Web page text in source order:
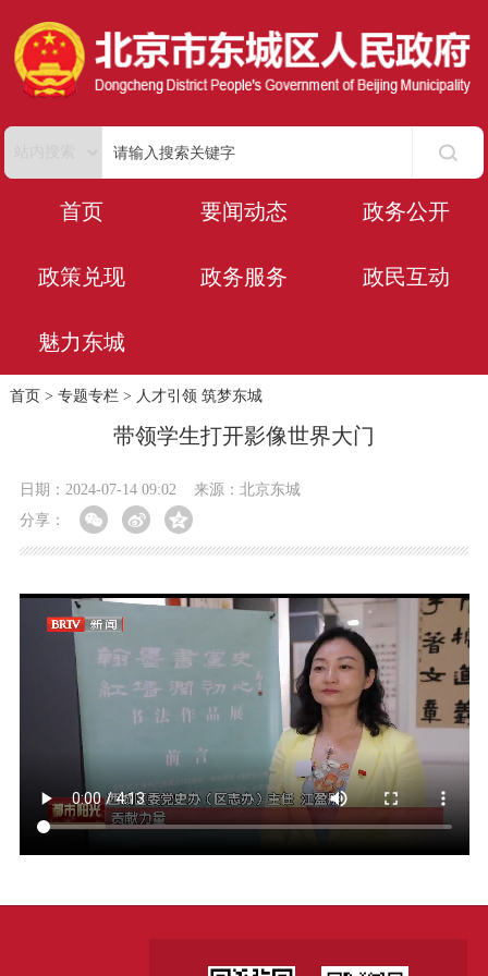
首页 要闻动态 政务公开
政策兑现 政务服务 政民互动
魅力东城
首页 > 专题专栏> 人才引领 筑梦东城
带领学生打开影像世界大门
日期：2024-07-14 09:02
来源：北京东城
分享：